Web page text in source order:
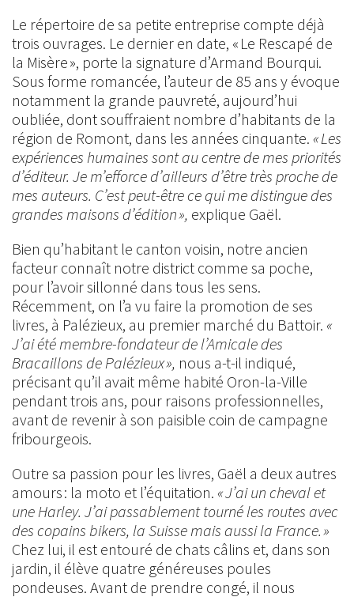
Le répertoire de sa petite entreprise compte déjà
trois ouvrages. Le dernier en date, « Le Rescapé de
la Misère », porte la signature d’Armand Bourqui.
Sous forme romancée, l’auteur de 85 ans y évoque
notamment la grande pauvreté, aujourd’hui
oubliée, dont souffraient nombre d’habitants de la
région de Romont, dans les années cinquante. « Les
expériences humaines sont au centre de mes priorités
d’éditeur. Je m’efforce d’ailleurs d’être très proche de
mes auteurs. C’est peut-être ce qui me distingue des
grandes maisons d’édition », explique Gaël.
Bien qu’habitant le canton voisin, notre ancien
facteur connaît notre district comme sa poche,
pour l’avoir sillonné dans tous les sens.
Récemment, on l’a vu faire la promotion de ses
livres, à Palézieux, au premier marché du Battoir. «
J’ai été membre-fondateur de l’Amicale des
Bracaillons de Palézieux », nous a-t-il indiqué,
précisant qu’il avait même habité Oron-la-Ville
pendant trois ans, pour raisons professionnelles,
avant de revenir à son paisible coin de campagne
fribourgeois.
Outre sa passion pour les livres, Gaël a deux autres
amours : la moto et l’équitation. « J’ai un cheval et
une Harley. J’ai passablement tourné les routes avec
des copains bikers, la Suisse mais aussi la France. »
Chez lui, il est entouré de chats câlins et, dans son
jardin, il élève quatre généreuses poules
pondeuses. Avant de prendre congé, il nous